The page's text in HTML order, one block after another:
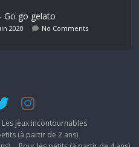
Go go gelato
2020 No Comments
Les jeux incontournables
(à partir de 2 ans)